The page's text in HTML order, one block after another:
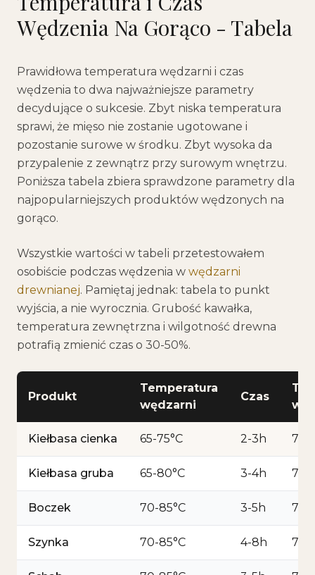
Wędzenia Na Gorąco - Tabela
Prawidłowa temperatura wędzarni i czas
wędzenia to dwa najważniejsze parametry
decydujące o sukcesie. Zbyt niska temperatura
sprawi, że mięso nie zostanie ugotowane i
pozostanie surowe w środku. Zbyt wysoka da
przypalenie z zewnątrz przy surowym wnętrzu.
Poniższa tabela zbiera sprawdzone parametry dla
najpopularniejszych produktów wędzonych na
gorąco.
Wszystkie wartości w tabeli przetestowałem
osobiście podczas wędzenia w wędzarni
drewnianej. Pamiętaj jednak: tabela to punkt
wyjścia, a nie wyrocznia. Grubość kawałka,
temperatura zewnętrzna i wilgotność drewna
potrafią zmienić czas o 30-50%.
Produkt
Temperatura
wędzarni
Czas
Kiełbasa cienka 65-75°C 2-3h
Kiełbasa gruba 65-80°C 3-4h
Boczek 70-85°C 3-5h
Szynka 70-85°C 4-8h